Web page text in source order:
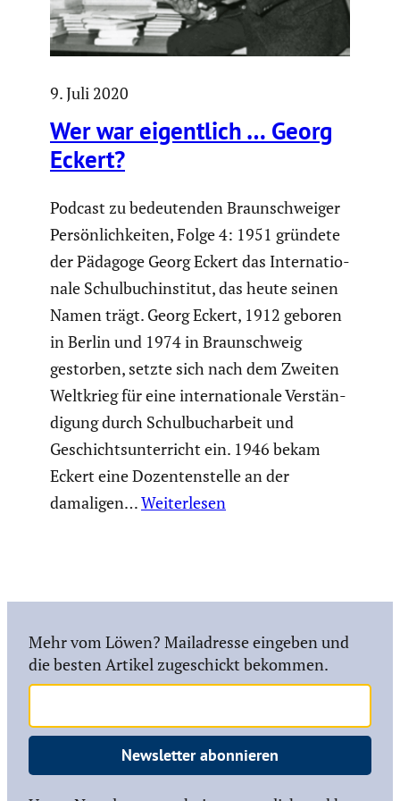
9. Juli 2020
Wer war eigent­lich … Georg
Eckert?
Podcast zu bedeu­tenden Braun­schweiger
Persön­lich­keiten, Folge 4: 1951 gründete
der Pädagoge Georg Eckert das Inter­na­tio­
nale Schul­buch­in­stitut, das heute seinen
Namen trägt. Georg Eckert, 1912 geboren
in Berlin und 1974 in Braun­schweig
gestorben, setzte sich nach dem Zweiten
Weltkrieg für eine inter­na­tio­nale Verstän­
di­gung durch Schul­buch­ar­beit und
Geschichts­un­ter­richt ein. 1946 bekam
Eckert eine Dozen­ten­stelle an der
damaligen…Weiterlesen
Mehr vom Löwen? Mailadresse eingeben und
die besten Artikel zugeschickt bekommen.
Newsletter abonnieren